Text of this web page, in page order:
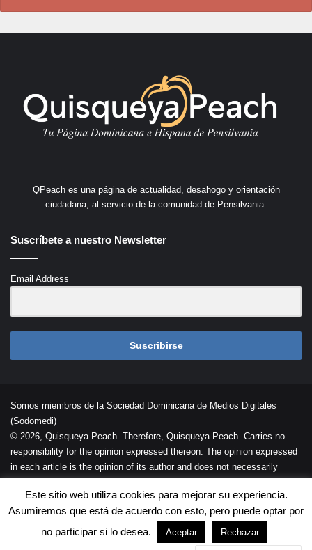
QPeach es una página de actualidad, desahogo y orientación
ciudadana, al servicio de la comunidad de Pensilvania.
Suscríbete a nuestro Newsletter
Email Address
Suscribirse
Somos miembros de la Sociedad Dominicana de Medios Digitales
(Sodomedi)
© 2026, Quisqueya Peach. Therefore, Quisqueya Peach. Carries no
responsibility for the opinion expressed thereon. The opinion expressed
in each article is the opinion of its author and does not necessarily
Desarrollada porPalaeli Studio
Términos de Uso
Este sitio web utiliza cookies para mejorar su experiencia.
Asumiremos que está de acuerdo con esto, pero puede optar por
no participar si lo desea.
Aceptar Rechazar